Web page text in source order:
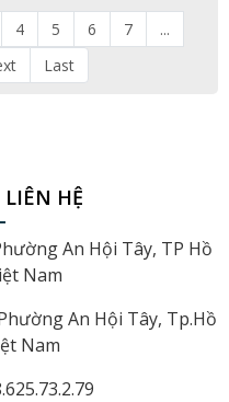
4 5 6 7
...
Last
HỆ
An Hội Tây, TP Hồ
Nam
An Hội Tây, Tp.Hồ
Nam